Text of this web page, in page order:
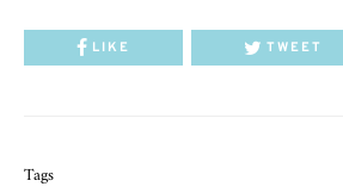
LIKE TWEET
Tags